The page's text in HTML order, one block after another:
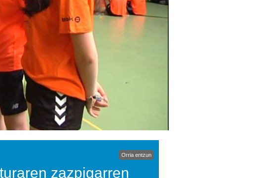
Orria entzun
zazpigarren